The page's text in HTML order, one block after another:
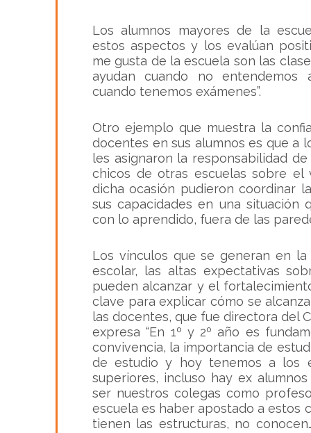
Los alumnos mayores de la
estos aspectos y los evalúan
me gusta de la escuela son las
ayudan cuando no entendemos
cuando tenemos exámenes”.
Otro ejemplo que muestra la
docentes en sus alumnos es que a
les asignaron la responsabilidad
chicos de otras escuelas sobre el
dicha ocasión pudieron coordinar
sus capacidades en una situación
con lo aprendido, fuera de las
Los vínculos que se generan en
escolar, las altas expectativas
pueden alcanzar y el
clave para explicar cómo se
las docentes, que fue directora del
expresa “En 1º y 2º año es
convivencia, la importancia de
de estudio y hoy tenemos a los
superiores, incluso hay ex
ser nuestros colegas como
escuela es haber apostado a estos
tienen las estructuras, no